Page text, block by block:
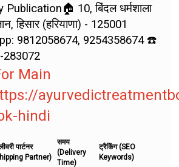
10, बिंदल धर्मशाला
हिसार (हरियाणा) - 125001
9812058674, 9254358674 ☎️
283072
Main
hindi
पार्टनर
Partner)
समय
(Delivery
Time)
ट्रैकिंग (SEO
Keywords)